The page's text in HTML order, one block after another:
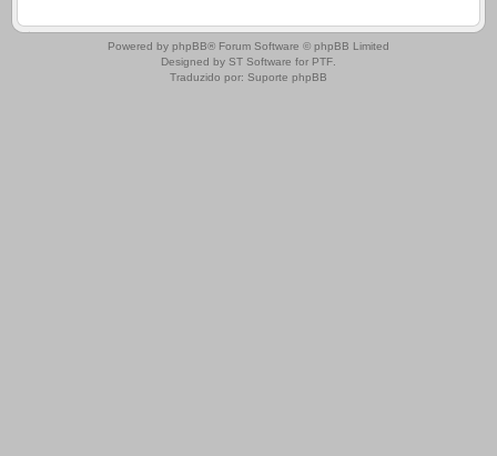
.
Powered by phpBB® Forum Software © phpBB Limited
Designed by ST Software for PTF.
Traduzido por: Suporte phpBB